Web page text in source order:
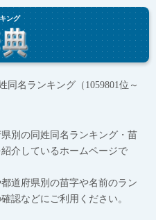
ング
同名ランキング（1059801位～
別の同姓同名ランキング・苗
介しているホームページで
道府県別の苗字や名前のラン
認などにご利用ください。